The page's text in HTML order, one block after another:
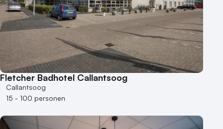
Theater
Varende locatie
Fletcher Badhotel Callantsoog
Callantsoog
15 - 100 personen